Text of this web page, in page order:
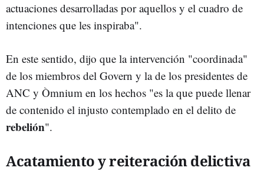
actuaciones desarrolladas por aquellos y el cuadro de
intenciones que les inspiraba".
En este sentido, dijo que la intervención "coordinada"
de los miembros del Govern y la de los presidentes de
ANC y Òmnium en los hechos "es la que puede llenar
de contenido el injusto contemplado en el delito de
rebelión".
Acatamiento y reiteración delictiva